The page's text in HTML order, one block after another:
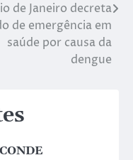
de Janeiro decreta
de emergência em
saúde por causa da
dengue